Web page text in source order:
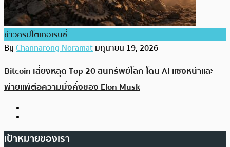
ข่าวคริปโตเคอเรนซี่
ByChannarong Noramatมิถุนายน 19, 2026
Bitcoin เสี่ยงหลุด Top 20 สินทรัพย์โลก โดน AI แซงหน้าและ
พ่ายแพ้ต่อความมั่งคั่งของ Elon Musk
เป้าหมายของเรา